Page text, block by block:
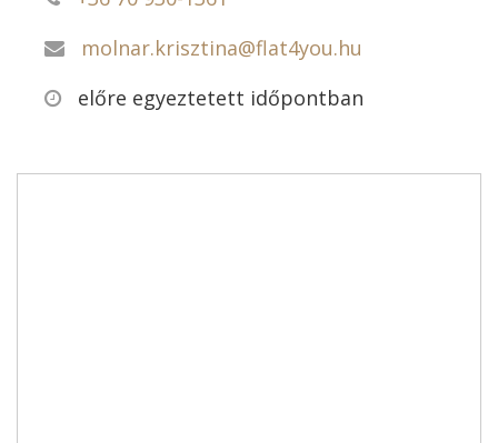
molnar.krisztina@flat4you.hu
előre egyeztetett időpontban